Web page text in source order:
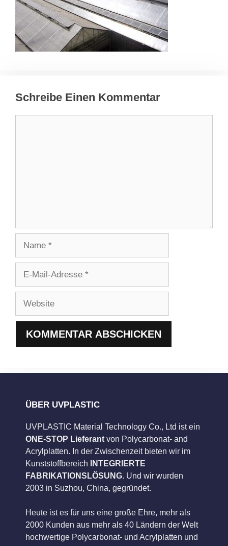
Schreibe Einen Kommentar
Adresse
ÜBER UVPLASTIC
UVPLASTIC Material Technology Co., Ltd ist ein
ONE-STOP Lieferant von Polycarbonat- and
Acrylplatten. In der Zwischenzeit bieten wir im
Kunststoffbereich
INTEGRIERTE
FABRIKATIONSLÖSUNG. Und wir wurden
2003 in Suzhou, China, gegründet.
Heute ist es für uns eine große Ehre, mehr als
2000 Kunden aus mehr als 40 Ländern der Welt
hochwertige Polycarbonat- und Acrylplatten und